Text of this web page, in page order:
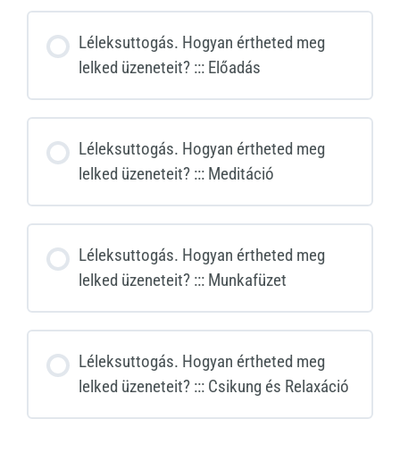
Léleksuttogás. Hogyan értheted meg
lelked üzeneteit? ::: Előadás
Léleksuttogás. Hogyan értheted meg
lelked üzeneteit? ::: Meditáció
Léleksuttogás. Hogyan értheted meg
lelked üzeneteit? ::: Munkafüzet
Léleksuttogás. Hogyan értheted meg
lelked üzeneteit? ::: Csikung és Relaxáció